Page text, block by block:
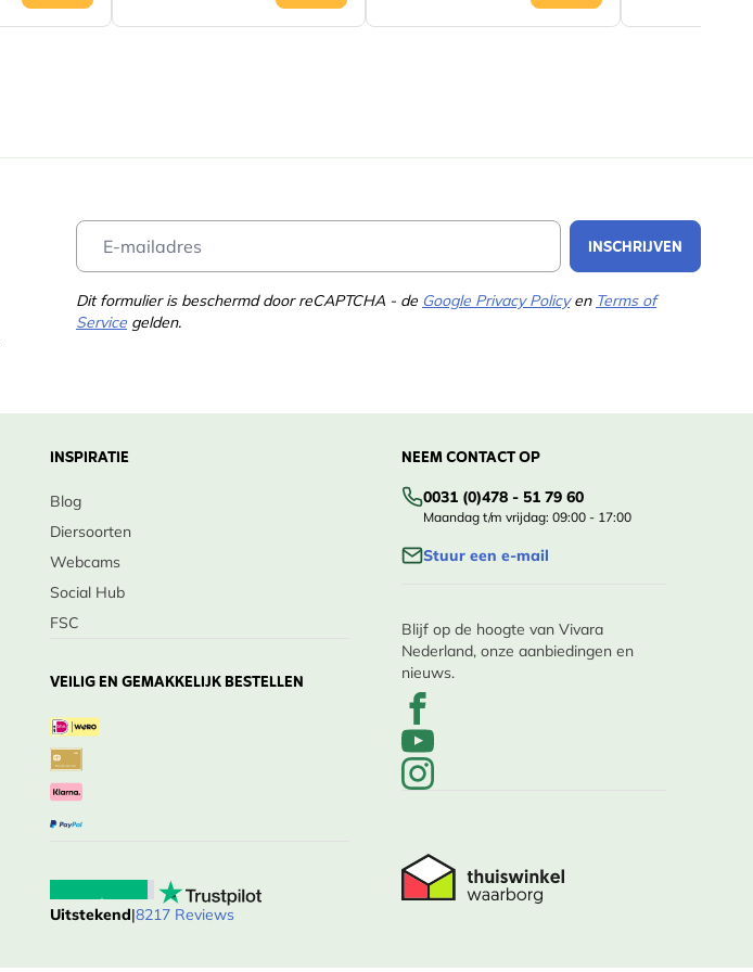
INSCHRIJVEN
Dit formulier is beschermd door reCAPTCHA - de Google Privacy Policyen Terms of
Service gelden.
INSPIRATIE
Blog
Diersoorten
Webcams
Social Hub
FSC
VEILIG EN GEMAKKELIJK BESTELLEN
Uitstekend|8217 Reviews
NEEM CONTACT OP
0031 (0)478 - 51 79 60
Maandag t/m vrijdag: 09:00 - 17:00
Stuur een e-mail
Blijf op de hoogte van Vivara
Nederland, onze aanbiedingen en
nieuws.